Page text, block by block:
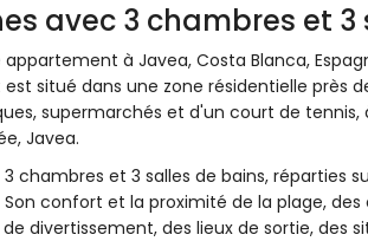
avec 3 chambres et
à Javea, Costa Blanca,
situé dans une zone résidentielle près
supermarchés et d'un court de tennis,
Javea.
chambres et 3 salles de bains, réparties
confort et la proximité de la plage,
divertissement, des lieux de sortie, des